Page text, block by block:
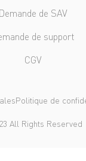
Demande de SAV
de support
CGV
Politique de
All Rights Reserved